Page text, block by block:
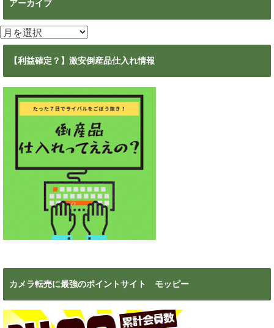
アーカイブ
ア
ー
【利益確定？】激安倒産品仕入れ情報
カメラ転売に最強のポイントサイト モッピー